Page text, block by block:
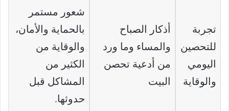
تجربة
للتحصين
اليومي
والوقاية
أذكار الصباح
والمساء وما ورد
من أدعية تحصن
البيت
شعور مستمر
بالحماية والأمان،
والوقاية من
الكثير من
المشاكل قبل
حدوثها.